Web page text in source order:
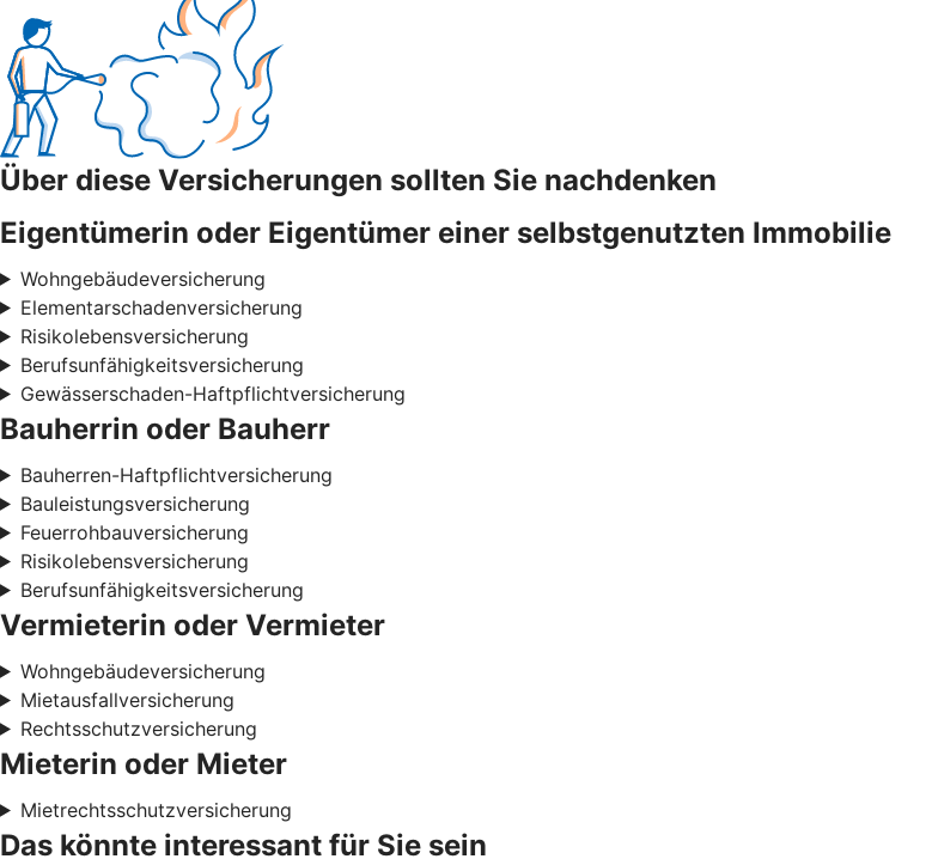
Über diese Versicherungen sollten Sie nachdenken
Eigentümerin oder Eigentümer einer selbstgenutzten Immobilie
Wohngebäudeversicherung
Elementarschadenversicherung
Risikolebensversicherung
Berufsunfähigkeitsversicherung
Gewässerschaden-Haftpflichtversicherung
Bauherrin oder Bauherr
Bauherren-Haftpflichtversicherung
Bauleistungsversicherung
Feuerrohbauversicherung
Risikolebensversicherung
Berufsunfähigkeitsversicherung
Vermieterin oder Vermieter
Wohngebäudeversicherung
Mietausfallversicherung
Rechtsschutzversicherung
Mieterin oder Mieter
Mietrechtsschutzversicherung
Das könnte interessant für Sie sein